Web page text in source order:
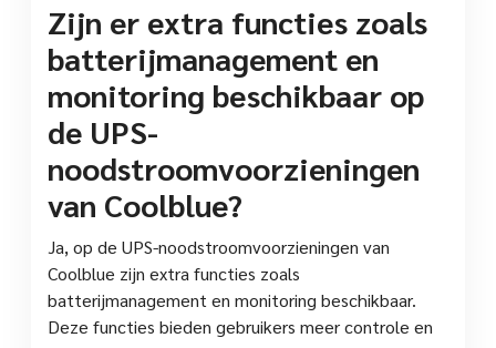
Zijn er extra functies zoals
batterijmanagement en
monitoring beschikbaar op
de UPS-
noodstroomvoorzieningen
van Coolblue?
Ja, op de UPS-noodstroomvoorzieningen van
Coolblue zijn extra functies zoals
batterijmanagement en monitoring beschikbaar.
Deze functies bieden gebruikers meer controle en